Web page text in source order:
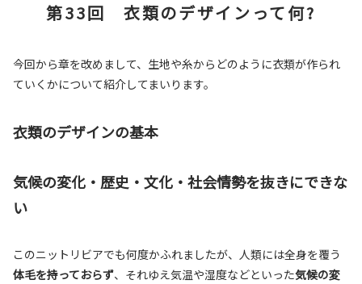
第33回 衣類のデザインって何?
今回から章を改めまして、生地や糸からどのように衣類が作られ
ていくかについて紹介してまいります。
衣類のデザインの基本
気候の変化・歴史・文化・社会情勢を抜きにできな
い
このニットリビアでも何度かふれましたが、人類には全身を覆う
体毛を持っておらず、それゆえ気温や湿度などといった気候の変